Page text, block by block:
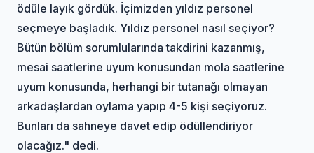
ödüle layık gördük. İçimizden yıldız personel
seçmeye başladık. Yıldız personel nasıl seçiyor?
Bütün bölüm sorumlularında takdirini kazanmış,
mesai saatlerine uyum konusundan mola saatlerine
uyum konusunda, herhangi bir tutanağı olmayan
arkadaşlardan oylama yapıp 4-5 kişi seçiyoruz.
Bunları da sahneye davet edip ödüllendiriyor
olacağız." dedi.